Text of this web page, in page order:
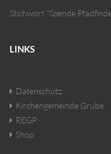
Stichwort "Spende
LINKS
Datenschutz
Kirchengemeinde Grube
REGP
Shop